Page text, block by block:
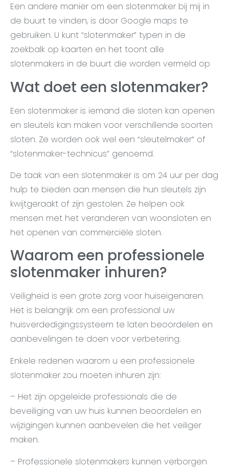
Een andere manier om een slotenmaker bij mij in
de buurt te vinden, is door Google maps te
gebruiken. U kunt “slotenmaker” typen in de
zoekbalk op kaarten en het toont alle
slotenmakers in de buurt die worden vermeld op
Wat doet een slotenmaker?
Een slotenmaker is iemand die sloten kan openen
en sleutels kan maken voor verschillende soorten
sloten. Ze worden ook wel een “sleutelmaker” of
“slotenmaker-technicus” genoemd.
De taak van een slotenmaker is om 24 uur per dag
hulp te bieden aan mensen die hun sleutels zijn
kwijtgeraakt of zijn gestolen. Ze helpen ook
mensen met het veranderen van woonsloten en
het openen van commerciële sloten.
Waarom een professionele
slotenmaker inhuren?
Veiligheid is een grote zorg voor huiseigenaren.
Het is belangrijk om een professional uw
huisverdedigingssysteem te laten beoordelen en
aanbevelingen te doen voor verbetering.
Enkele redenen waarom u een professionele
slotenmaker zou moeten inhuren zijn:
– Het zijn opgeleide professionals die de
beveiliging van uw huis kunnen beoordelen en
wijzigingen kunnen aanbevelen die het veiliger
maken.
– Professionele slotenmakers kunnen verborgen